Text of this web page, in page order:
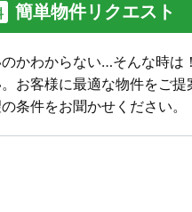
簡単物件リクエスト
かわからない…そんな時は！
お客様に最適な物件をご提
条件をお聞かせください。